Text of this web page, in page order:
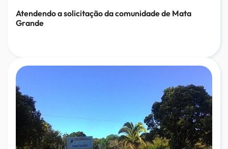
Atendendo a solicitação da comunidade de Mata
Grande